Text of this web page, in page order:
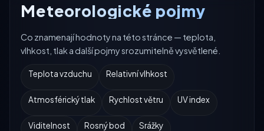
Meteorologické pojmy
Co znamenají hodnoty na této stránce — teplota,
vlhkost, tlak a další pojmy srozumitelně vysvětlené.
Teplota vzduchu Relativní vlhkost
Atmosférický tlak Rychlost větru UV index
Viditelnost Rosný bod Srážky